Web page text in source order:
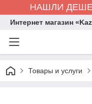
НАШЛИ
Интернет магазин
Товары и услуги